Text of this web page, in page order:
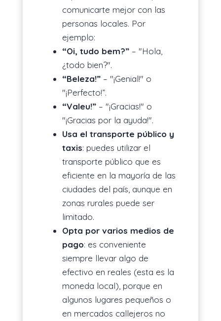
comunicarte mejor con las
personas locales. Por
ejemplo:
“Oi, tudo bem?” – "Hola,
¿todo bien?".
“Beleza!”– "¡Genial!" o
"¡Perfecto!”.
“Valeu!” – "¡Gracias!" o
"¡Gracias por la ayuda!".
Usa el transporte público y
taxis: puedes utilizar el
transporte público que es
eficiente en la mayoría de las
ciudades del país, aunque en
zonas rurales puede ser
limitado.
Opta por varios medios de
pago: es conveniente
siempre llevar algo de
efectivo en reales (esta es la
moneda local), porque en
algunos lugares pequeños o
en mercados callejeros no